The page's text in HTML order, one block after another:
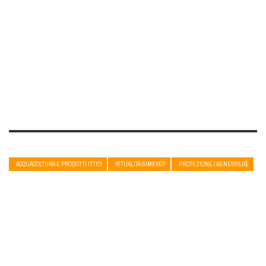
ACQUACOLTURA E PRODOTTI ITTICI ATTUALITÀ SIMEVEP PROTEZIONE / BENESSERE